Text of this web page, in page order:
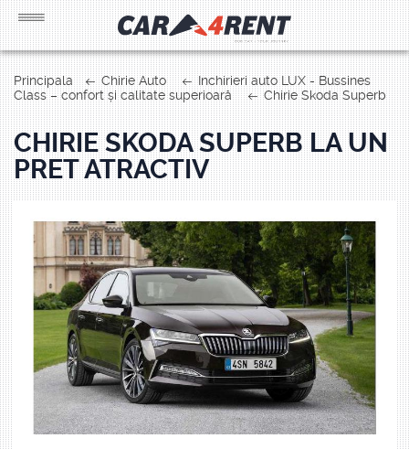
Principala Chirie Auto
Inchirieri auto LUX - Bussines
Class – confort și calitate superioară
Chirie Skoda Superb
CHIRIE SKODA SUPERB LA UN
PRET ATRACTIV